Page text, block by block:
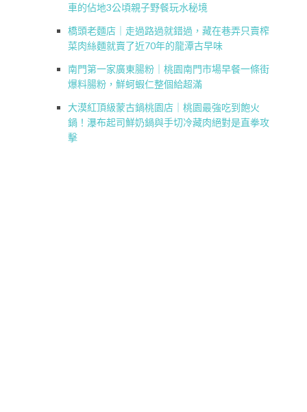
車的佔地3公頃親子野餐玩水秘境
橋頭老麵店｜走過路過就錯過，藏在巷弄只賣榨
菜肉絲麵就賣了近70年的龍潭古早味
南門第一家廣東腸粉｜桃園南門市場早餐一條街
爆料腸粉，鮮蚵蝦仁整個給超滿
大漠紅頂級蒙古鍋桃園店｜桃園最強吃到飽火
鍋！瀑布起司鮮奶鍋與手切冷藏肉絕對是直拳攻
擊